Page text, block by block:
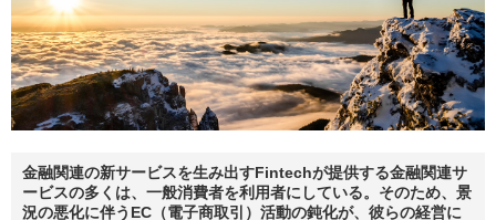
金融関連の新サービスを生み出すFintechが提供する金融関連サ
ービスの多くは、一般消費者を利用者にしている。そのため、景
況の悪化に伴うEC（電子商取引）活動の鈍化が、彼らの経営に